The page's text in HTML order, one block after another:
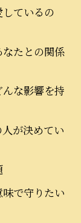
ているの
なたとの関係
な影響を持
が決めてい
で守りたい